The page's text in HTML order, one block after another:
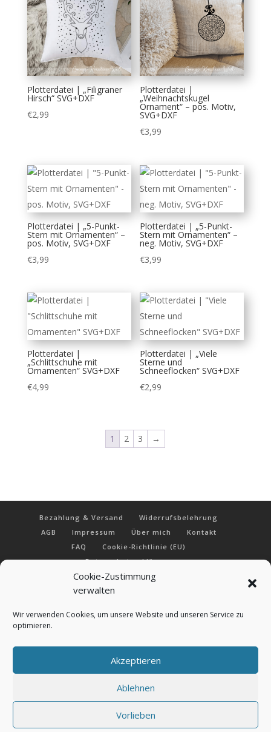
Cookie-Zustimmung
verwalten
Wir verwenden Cookies, um unsere Website und unseren Service zu
optimieren.
Akzeptieren
Ablehnen
Vorlieben
Plotterdatei | „Filigraner
Hirsch“ SVG+DXF
€2,99
Plotterdatei |
„Weihnachtskugel
Ornament“ – pos. Motiv,
SVG+DXF
€3,99
Plotterdatei | „5-Punkt-
Stern mit Ornamenten“ –
pos. Motiv, SVG+DXF
€3,99
Plotterdatei | „5-Punkt-
Stern mit Ornamenten“ –
neg. Motiv, SVG+DXF
€3,99
Plotterdatei |
„Schlittschuhe mit
Ornamenten“ SVG+DXF
€4,99
Plotterdatei | „Viele
Sterne und
Schneeflocken“ SVG+DXF
€2,99
1 2 3 →
Bezahlung & Versand
Widerrufsbelehrung
AGB
Impressum Über mich
Kontakt
FAQ
Cookie-Richtlinie (EU)
Datenschutzerklärung
ConnysKreativeWelt | Conny Prummer-Beischer |